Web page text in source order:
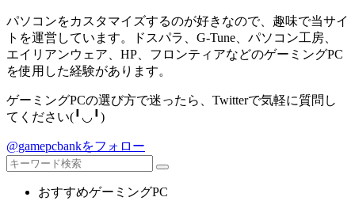
パソコンをカスタマイズするのが好きなので、趣味で当サイ
トを運営しています。ドスパラ、G-Tune、パソコン工房、
エイリアンウェア、HP、フロンティアなどのゲーミングPC
を使用した経験があります。
ゲーミングPCの選び方で迷ったら、Twitterで気軽に質問し
てください(╹◡╹)
@gamepcbankをフォロー
おすすめゲーミングPC